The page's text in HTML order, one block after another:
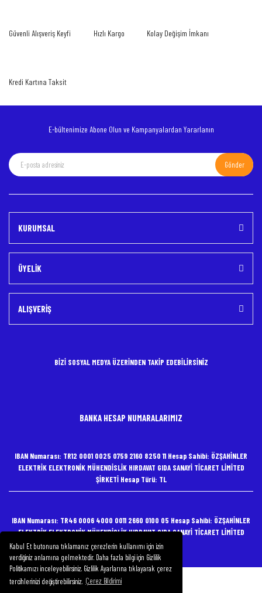
Kabul Et butonuna tıklamanız çerezlerin kullanımı için izin
verdiğiniz anlamına gelmektedir. Daha fazla bilgi için Gizlilik
Politikamızı inceleyebilirsiniz. Gizlilik Ayarlarına tıklayarak çerez
tercihlerinizi değiştirebilirsiniz. Çerez Bildirimi
Ürün açıklamasında eksik bilgiler bulunuyor.
Güvenli Alışveriş Keyfi Hızlı Kargo Kolay Değişim İmkanı
Kredi Kartına Taksit
E-bültenimize Abone Olun ve Kampanyalardan Yararlanın
Gönder
KURUMSAL
ÜYELİK
ALIŞVERİŞ
BİZİ SOSYAL MEDYA ÜZERİNDEN TAKİP EDEBİLİRSİNİZ
BANKA HESAP NUMARALARIMIZ
IBAN Numarası: TR12 0001 0025 0759 2160 8250 11 Hesap Sahibi: ÖZŞAHİNLER
ELEKTRİK ELEKTRONİK MÜHENDİSLİK HIRDAVAT GIDA SANAYİ TİCARET LİMİTED
ŞİRKETİ Hesap Türü: TL
IBAN Numarası: TR46 0006 4000 0011 2660 0100 05 Hesap Sahibi: ÖZŞAHİNLER
ELEKTRİK ELEKTRONİK MÜHENDİSLİK HIRDAVAT GIDA SANAYİ TİCARET LİMİTED
ŞİRKETİ Hesap Türü: TL
Copyright 2020 Özşahinler Elektrik